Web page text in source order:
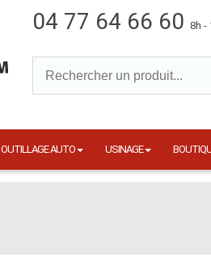
04 77 64 66 60 8h -
OUTILLAGE AUTO USINAGE